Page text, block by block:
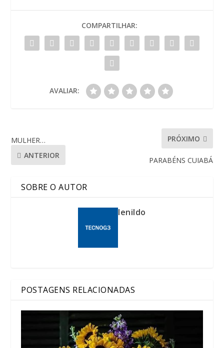
COMPARTILHAR:
AVALIAR:
MULHER…
ANTERIOR
PRÓXIMO
PARABÉNS CUIABÁ
SOBRE O AUTOR
lenildo
POSTAGENS RELACIONADAS